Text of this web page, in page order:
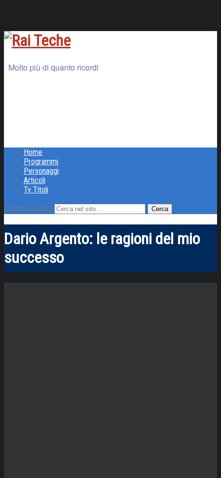
Molto più di quanto ricordi
Home
Programmi
Personaggi
Articoli
Tv Titoli
Cerca nel sito
Dario Argento: le ragioni del mio
successo